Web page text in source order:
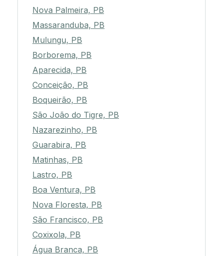
Nova Palmeira, PB
Massaranduba, PB
Mulungu, PB
Borborema, PB
Aparecida, PB
Conceição, PB
Boqueirão, PB
São João do Tigre, PB
Nazarezinho, PB
Guarabira, PB
Matinhas, PB
Lastro, PB
Boa Ventura, PB
Nova Floresta, PB
São Francisco, PB
Coxixola, PB
Água Branca, PB